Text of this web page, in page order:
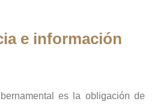
e información
es la obligación de